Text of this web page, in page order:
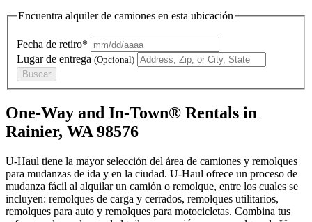
Encuentra alquiler de camiones en esta ubicación
Fecha de retiro*
Lugar de entrega (Opcional)
Buscar
One-Way and In-Town® Rentals in
Rainier, WA 98576
U-Haul tiene la mayor selección del área de camiones y remolques
para mudanzas de ida y en la ciudad. U-Haul ofrece un proceso de
mudanza fácil al alquilar un camión o remolque, entre los cuales se
incluyen: remolques de carga y cerrados, remolques utilitarios,
remolques para auto y remolques para motocicletas. Combina tus